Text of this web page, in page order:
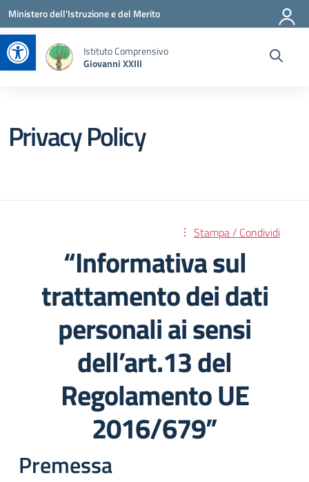
Apri la barra degli strumenti
Vai ai contenuti
Vai al menu di navigazione
Vai al footer
Ministero dell'Istruzione e del Merito
Istituto Comprensivo
Giovanni XXIII
Privacy Policy
Stampa / Condividi
“Informativa sul
trattamento dei dati
personali ai sensi
dell’art.13 del
Regolamento UE
2016/679”
Premessa